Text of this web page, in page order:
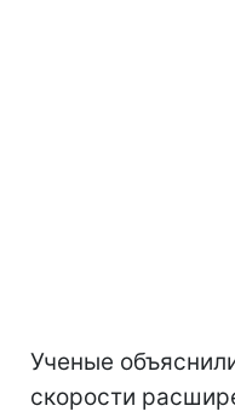
Ученые
скорости